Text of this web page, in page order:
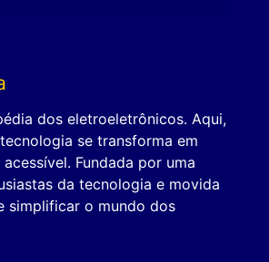
dos eletroeletrônicos. Aqui,
se transforma em
Fundada por uma
da tecnologia e movida
simplificar o mundo dos